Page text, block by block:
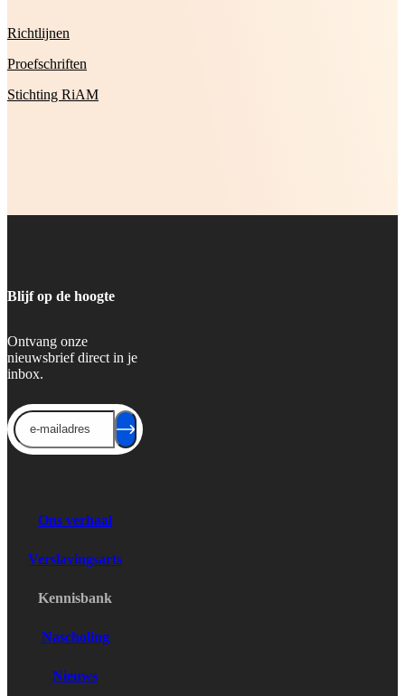
Richtlijnen
Proefschriften
Stichting RiAM
Blijf op de hoogte
Ontvang onze
nieuwsbrief direct in je
inbox.
Ons verhaal
Verslavingsarts
Kennisbank
Nascholing
Nieuws